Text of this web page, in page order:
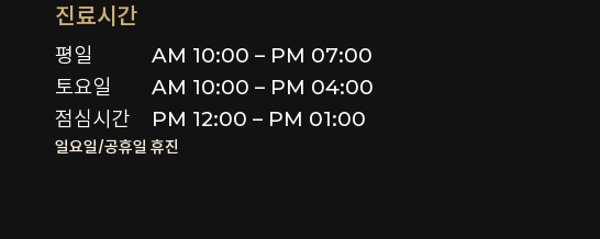
진료시간
평일
토요일
점심시간
AM 10:00 – PM 07:00
AM 10:00 – PM 04:00
PM 12:00 – PM 01:00
일요일/공휴일 휴진